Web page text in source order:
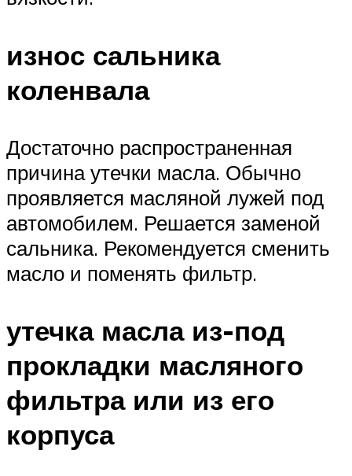
износ сальника
коленвала
Достаточно распространенная
причина утечки масла. Обычно
проявляется масляной лужей под
автомобилем. Решается заменой
сальника. Рекомендуется сменить
масло и поменять фильтр.
утечка масла из-под
прокладки масляного
фильтра или из его
корпуса